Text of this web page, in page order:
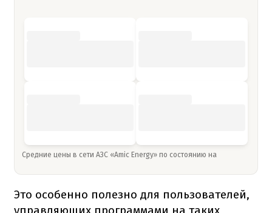
Средние цены в сети АЗС «Amic Energy» по состоянию на
Это особенно полезно для пользователей,
управляющих программами на таких